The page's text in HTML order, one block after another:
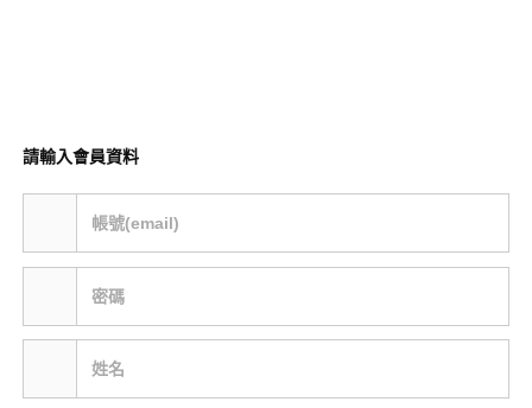
請輸入會員資料
帳號(email)
密碼
姓名